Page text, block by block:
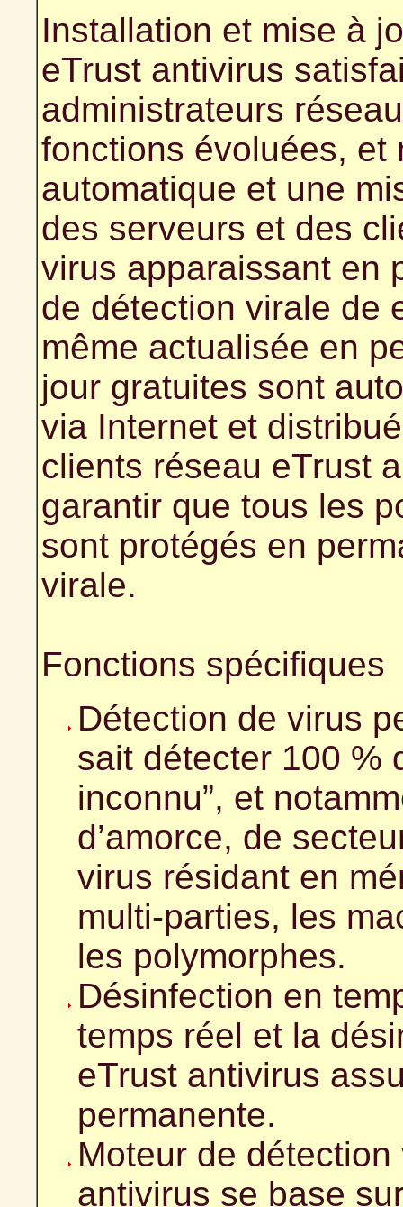
Installation et mise à
eTrust antivirus
administrateurs
fonctions évoluées, et
automatique et une
des serveurs et des
virus apparaissant en
de détection virale de
même actualisée en
jour gratuites sont
via Internet et
clients réseau eTrust
garantir que tous les
sont protégés en
virale.
Fonctions spécifiques
Détection de virus
sait détecter 100 %
inconnu”, et
d’amorce, de
virus résidant en
multi-parties, les
les polymorphes.
Désinfection en
temps réel et la
eTrust antivirus
permanente.
Moteur de
antivirus se base